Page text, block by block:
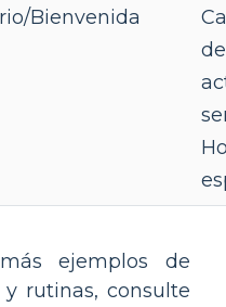
Bienvenida
de
ejemplos de
y rutinas, consulte